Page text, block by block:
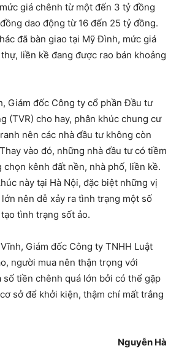
giá chênh từ một đến 3 tỷ đồng
dao động từ 16 đến 25 tỷ đồng.
đã bàn giao tại Mỹ Đình, mức giá
liền kề đang được rao bán khoảng
Giám đốc Công ty cổ phần Đầu tư
(TVR) cho hay, phân khúc chung cư
nên các nhà đầu tư không còn
vào đó, những nhà đầu tư có tiềm
kênh đất nền, nhà phố, liền kề.
này tại Hà Nội, đặc biệt những vị
nên dễ xảy ra tình trạng một số
tình trạng sốt ảo.
Giám đốc Công ty TNHH Luật
người mua nên thận trọng với
số tiền chênh quá lớn bởi có thể gặp
sở để khởi kiện, thậm chí mất trắng
Nguyễn Hà